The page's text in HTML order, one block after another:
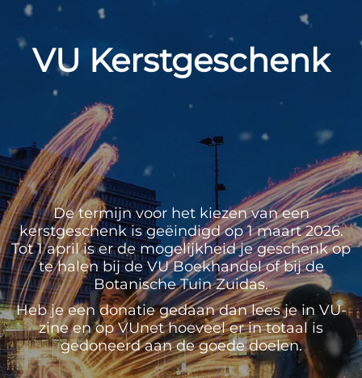
VU Kerstgeschenk
De termijn voor het kiezen van een
kerstgeschenk is geëindigd op 1 maart 2026.
Tot 1 april is er de mogelijkheid je geschenk op
te halen bij de VU Boekhandel of bij de
Botanische Tuin Zuidas.
Heb je een donatie gedaan dan lees je in VU-
zine en op VUnet hoeveel er in totaal is
gedoneerd aan de goede doelen.